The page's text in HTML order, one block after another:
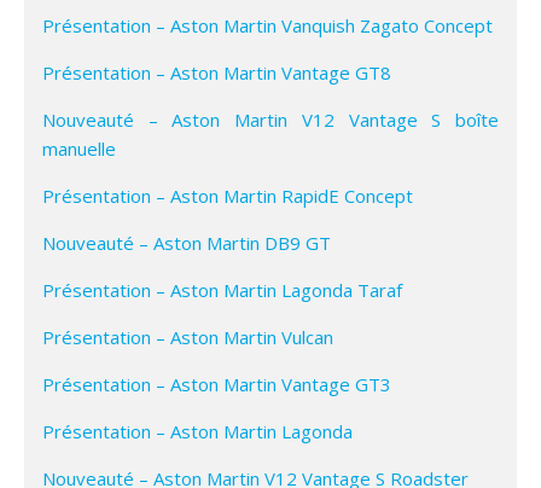
Présentation – Aston Martin Vanquish Zagato Concept
Présentation – Aston Martin Vantage GT8
Nouveauté – Aston Martin V12 Vantage S boîte
manuelle
Présentation – Aston Martin RapidE Concept
Nouveauté – Aston Martin DB9 GT
Présentation – Aston Martin Lagonda Taraf
Présentation – Aston Martin Vulcan
Présentation – Aston Martin Vantage GT3
Présentation – Aston Martin Lagonda
Nouveauté – Aston Martin V12 Vantage S Roadster